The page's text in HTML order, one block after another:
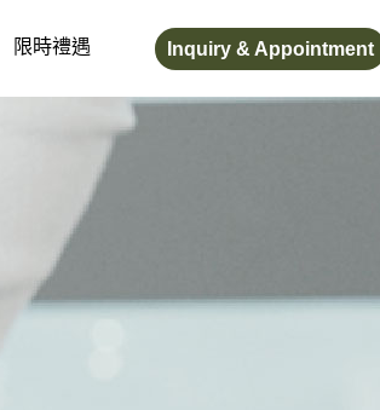
限時禮遇 Inquiry & Appointment